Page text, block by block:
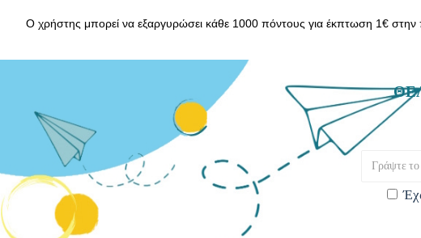
Ο χρήστης μπορεί να εξαργυρώσει κάθε 1000 πόντους για έκπτωση 1€ στην